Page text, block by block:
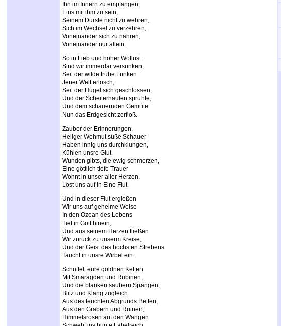
Ihn im Innern zu empfangen,
Eins mit ihm zu sein,
Seinem Durste nicht zu wehren,
Sich im Wechsel zu verzehren,
Voneinander sich zu nähren,
Voneinander nur allein.
So in Lieb und hoher Wollust
Sind wir immerdar versunken,
Seit der wilde trübe Funken
Jener Welt erlosch;
Seit der Hügel sich geschlossen,
Und der Scheiterhaufen sprühte,
Und dem schauernden Gemüte
Nun das Erdgesicht zerfloß.
Zauber der Erinnerungen,
Heilger Wehmut süße Schauer
Haben innig uns durchklungen,
Kühlen unsre Glut.
Wunden gibts, die ewig schmerzen,
Eine göttlich tiefe Trauer
Wohnt in unser aller Herzen,
Löst uns auf in Eine Flut.
Und in dieser Flut ergießen
Wir uns auf geheime Weise
In den Ozean des Lebens
Tief in Gott hinein;
Und aus seinem Herzen fließen
Wir zurück zu unserm Kreise,
Und der Geist des höchsten Strebens
Taucht in unsre Wirbel ein.
Schüttelt eure goldnen Ketten
Mit Smaragden und Rubinen,
Und die blanken saubern Spangen,
Blitz und Klang zugleich.
Aus des feuchten Abgrunds Betten,
Aus den Gräbern und Ruinen,
Himmelsrosen auf den Wangen